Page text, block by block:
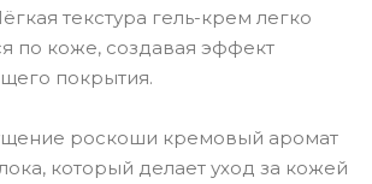
текстура гель-крем легко
по коже, создавая эффект
покрытия.
роскоши кремовый аромат
который делает уход за кожей